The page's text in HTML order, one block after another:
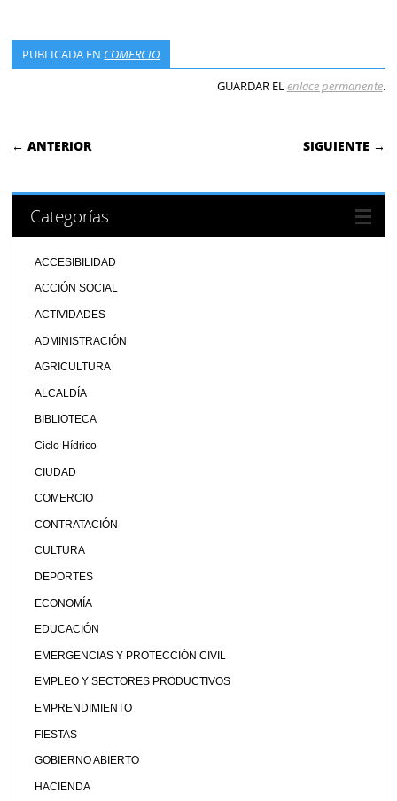
PUBLICADA EN COMERCIO
GUARDAR ELenlace permanente.
NAVEGACIÓN DE ENTRADAS
← ANTERIOR SIGUIENTE →
Categorías
ACCESIBILIDAD
ACCIÓN SOCIAL
ACTIVIDADES
ADMINISTRACIÓN
AGRICULTURA
ALCALDÍA
BIBLIOTECA
Ciclo Hídrico
CIUDAD
COMERCIO
CONTRATACIÓN
CULTURA
DEPORTES
ECONOMÍA
EDUCACIÓN
EMERGENCIAS Y PROTECCIÓN CIVIL
EMPLEO Y SECTORES PRODUCTIVOS
EMPRENDIMIENTO
FIESTAS
GOBIERNO ABIERTO
HACIENDA